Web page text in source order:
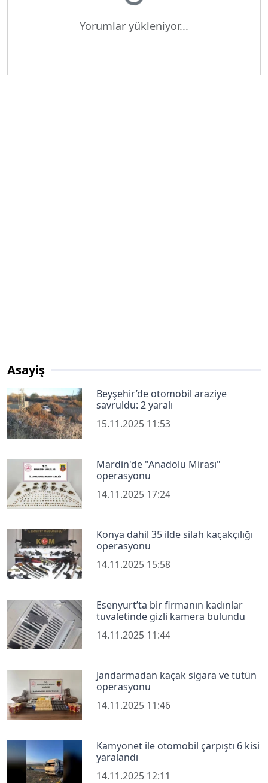
Yükleniyor...
Yorumlar yükleniyor...
Asayiş
Beyşehir’de otomobil araziye
savruldu: 2 yaralı
15.11.2025 11:53
Mardin'de "Anadolu Mirası"
operasyonu
14.11.2025 17:24
Konya dahil 35 ilde silah kaçakçılığı
operasyonu
14.11.2025 15:58
Esenyurt’ta bir firmanın kadınlar
tuvaletinde gizli kamera bulundu
14.11.2025 11:44
Jandarmadan kaçak sigara ve tütün
operasyonu
14.11.2025 11:46
Kamyonet ile otomobil çarpıştı 6 kisi
yaralandı
14.11.2025 12:11